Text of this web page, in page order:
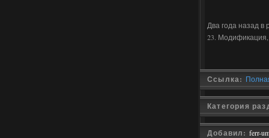
Два года назад в
23.
Ссылка:
Категория
Добавил: ferr-